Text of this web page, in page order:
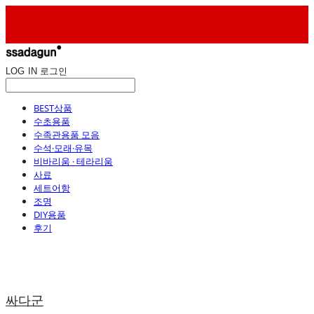
LOG IN 로그인
BEST상품
수초용품
수족관용품 모음
수석·모래·유목
비바리움 · 테라리움
사료
세트어항
조명
DIY용품
후기
싸다군